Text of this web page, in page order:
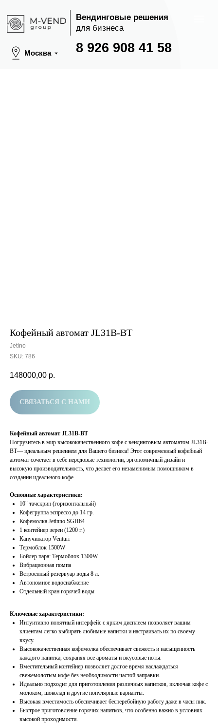
8 926 908 41 58
Вендинговые решения
для бизнеса
Кофейный автомат JL31B-BT
Jetino
SKU: 786
148000,00 р.
СВЯЗАТЬСЯ С НАМИ
Кофейный автомат JL31B-BT
Погрузитесь в мир высококачественного кофе с вендинговым автоматом JL31B-
BT— идеальным решением для Вашего бизнеса! Этот современный кофейный
автомат сочетает в себе передовые технологии, эргономичный дизайн и
высокую производительность, что делает его незаменимым помощником в
создании идеального кофе.
Основные характеристики:
10" тачскрин (горизонтальный)
Кофегруппа эспрессо до 14 гр.
Кофемолка Jetinno SGH64
1 контейнер зерен (1200 г.)
Капучинатор Venturi
Термоблок 1500W
Бойлер пара: Термоблок 1300W
Вибрационная помпа
Встроенный резервуар воды 8 л.
Автономное водоснабжение
Отдельный кран горячей воды
Ключевые характеристики:
Интуитивно понятный интерфейс с ярким дисплеем позволяет вашим
клиентам легко выбирать любимые напитки и настраивать их по своему
вкусу.
Высококачественная кофемолка обеспечивает свежесть и насыщенность
каждого напитка, сохраняя все ароматы и вкусовые ноты.
Вместительный контейнер позволяет долгое время наслаждаться
свежемолотым кофе без необходимости частой заправки.
Идеально подходит для приготовления различных напитков, включая кофе с
молоком, шоколад и другие популярные варианты.
Высокая вместимость обеспечивает бесперебойную работу даже в часы пик.
Быстрое приготовление горячих напитков, что особенно важно в условиях
высокой проходимости.